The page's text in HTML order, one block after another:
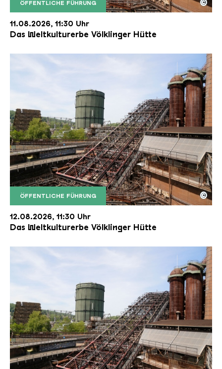
ÖFFENTLICHE FÜHRUNG
Der Erzschrägaufzug der Völklinger Hütte mit
Copyright: Weltkulturerbe Völklinger Hütte | Karl
©
11.08.2026, 11:30 Uhr
Das Weltkulturerbe Völklinger Hütte
ÖFFENTLICHE FÜHRUNG
Der Erzschrägaufzug der Völklinger Hütte mit
Copyright: Weltkulturerbe Völklinger Hütte | Karl
©
12.08.2026, 11:30 Uhr
Das Weltkulturerbe Völklinger Hütte